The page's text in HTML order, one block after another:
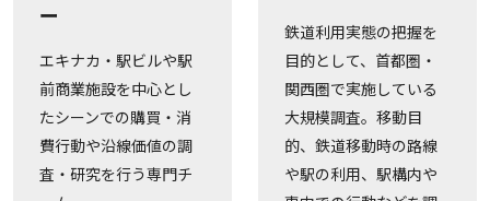
ー
エキナカ・駅ビルや駅
前商業施設を中心とし
たシーンでの購買・消
費行動や沿線価値の調
査・研究を行う専門チ
鉄道利用実態の把握を
目的として、首都圏・
関西圏で実施している
大規模調査。移動目
的、鉄道移動時の路線
や駅の利用、駅構内や